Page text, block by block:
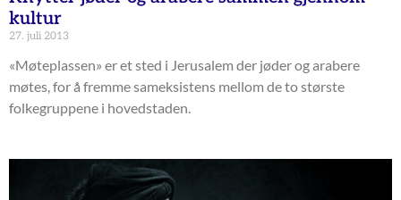
kultur
27. juli 2013
«Møteplassen» er et sted i Jerusalem der jøder og arabere
møtes, for å fremme sameksistens mellom de to største
folkegruppene i hovedstaden.